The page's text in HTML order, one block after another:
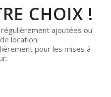
CHOIX !
ajoutées ou
location.
pour les mises à